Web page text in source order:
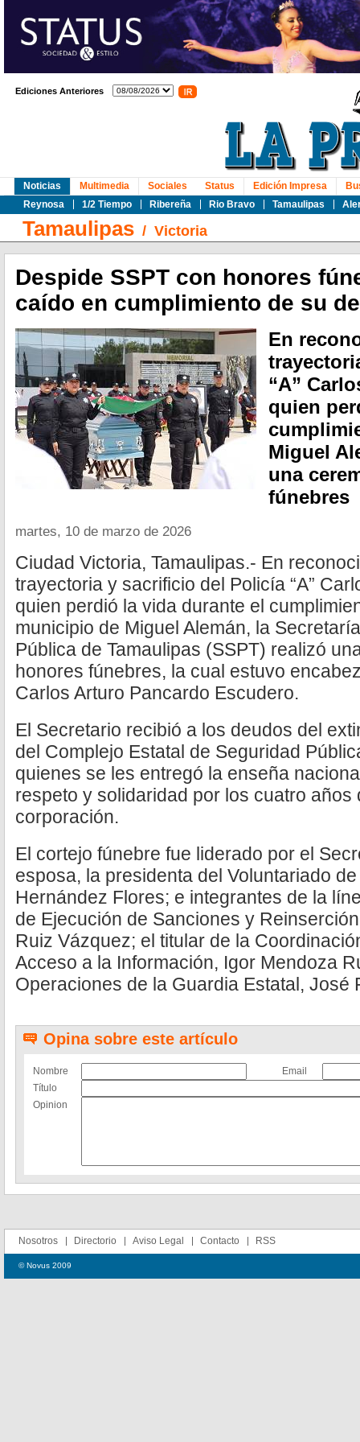
Ediciones Anteriores
Noticias
Reynosa
1/2 Tiempo Ribereña Rio Bravo Tamaulipas
Multimedia Sociales Status Edición Impresa
Tamaulipas / Victoria
Despide SSPT con honores
caído en cumplimiento de su
En
“A”
quien
Miguel
una
fúnebres
martes, 10 de marzo de 2026
Ciudad Victoria, Tamaulipas.- En
trayectoria y sacrificio del Policía “A”
quien perdió la vida durante el
municipio de Miguel Alemán, la
Pública de Tamaulipas (SSPT) realizó
honores fúnebres, la cual estuvo
Carlos Arturo Pancardo Escudero.
El Secretario recibió a los deudos del
del Complejo Estatal de Seguridad
quienes se les entregó la enseña
respeto y solidaridad por los cuatro
corporación.
El cortejo fúnebre fue liderado por el
esposa, la presidenta del Voluntariado
Hernández Flores; e integrantes de la
de Ejecución de Sanciones y
Ruiz Vázquez; el titular de la
Acceso a la Información, Igor Mendoza
Operaciones de la Guardia Estatal, José
Opina sobre este artículo
Nombre
Email
Título
Opinion
Nosotros Directorio Aviso Legal Contacto RSS
© Novus 2009